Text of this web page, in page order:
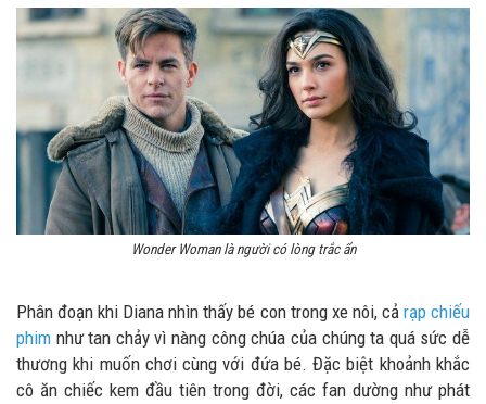
Wonder Woman là người có lòng trắc ẩn
Phân đoạn khi Diana nhìn thấy bé con trong xe nôi, cả rạp chiếu
phim như tan chảy vì nàng công chúa của chúng ta quá sức dễ
thương khi muốn chơi cùng với đứa bé. Đặc biệt khoảnh khắc
cô ăn chiếc kem đầu tiên trong đời, các fan dường như phát